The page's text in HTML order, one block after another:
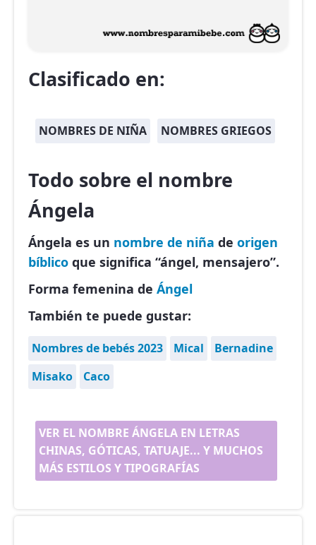
Clasificado en:
NOMBRES DE NIÑA NOMBRES GRIEGOS
Todo sobre el nombre
Ángela
Ángela es un nombre de niña de origen
bíblico que significa “ángel, mensajero”.
Forma femenina de Ángel
También te puede gustar:
Nombres de bebés 2023 Mical
Bernadine
Misako
Caco
VER EL NOMBRE ÁNGELA EN LETRAS
CHINAS, GÓTICAS, TATUAJE... Y MUCHOS
MÁS ESTILOS Y TIPOGRAFÍAS